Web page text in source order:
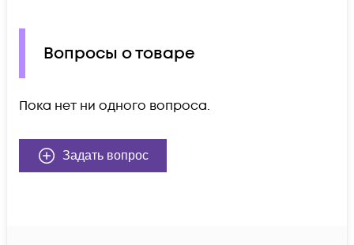
Вопросы о товаре
Пока нет ни одного вопроса.
Задать вопрос